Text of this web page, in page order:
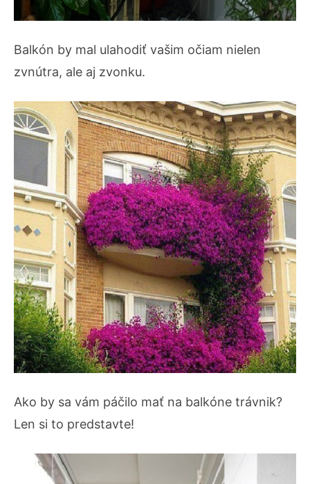
Balkón by mal ulahodiť vašim očiam nielen
zvnútra, ale aj zvonku.
Ako by sa vám páčilo mať na balkóne trávnik?
Len si to predstavte!